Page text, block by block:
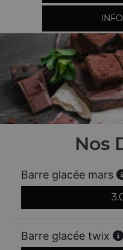
Nos
Barre glacée mars
Barre glacée twix